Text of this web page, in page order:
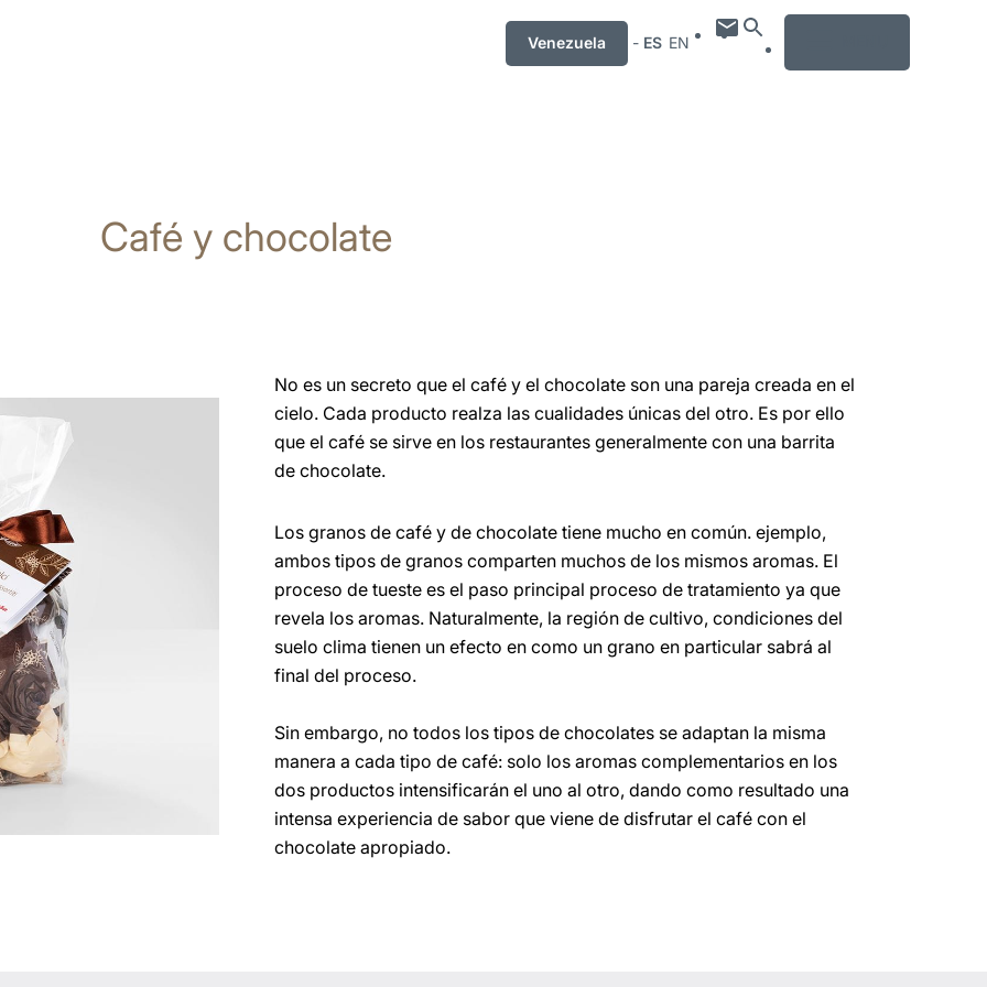
Venezuela - ES EN
Café y chocolate
No es un secreto que el café y el chocolate son una pareja creada en el
cielo. Cada producto realza las cualidades únicas del otro. Es por ello
que el café se sirve en los restaurantes generalmente con una barrita
de chocolate.
Los granos de café y de chocolate tiene mucho en común. ejemplo,
ambos tipos de granos comparten muchos de los mismos aromas. El
proceso de tueste es el paso principal proceso de tratamiento ya que
revela los aromas. Naturalmente, la región de cultivo, condiciones del
suelo clima tienen un efecto en como un grano en particular sabrá al
final del proceso.
Sin embargo, no todos los tipos de chocolates se adaptan la misma
manera a cada tipo de café: solo los aromas complementarios en los
dos productos intensificarán el uno al otro, dando como resultado una
intensa experiencia de sabor que viene de disfrutar el café con el
chocolate apropiado.